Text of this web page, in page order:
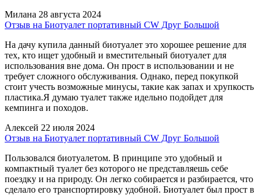
Милана 28 августа 2024
Отзыв на Биотуалет портативный CW Друг Большой
На дачу купила данный биотуалет это хорошее решение для
тех, кто ищет удобный и вместительный биотуалет для
использования вне дома. Он прост в использовании и не
требует сложного обслуживания. Однако, перед покупкой
стоит учесть возможные минусы, такие как запах и хрупкость
пластика.Я думаю туалет также идельно подойдет для
кемпинга и походов.
Алексей 22 июля 2024
Отзыв на Биотуалет портативный CW Друг Большой
Пользовался биотуалетом. В принципе это удобный и
компактный туалет без которого не представляешь себе
поездку и на природу. Он легко собирается и разбирается, что
сделало его транспортировку удобной. Биотуалет был прост в